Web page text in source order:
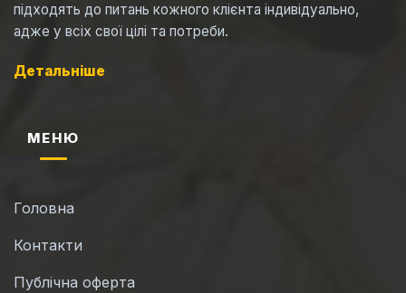
підходять до питань кожного клієнта індивідуально,
адже у всіх свої цілі та потреби.
Детальніше
МЕНЮ
Головна
Контакти
Публічна оферта